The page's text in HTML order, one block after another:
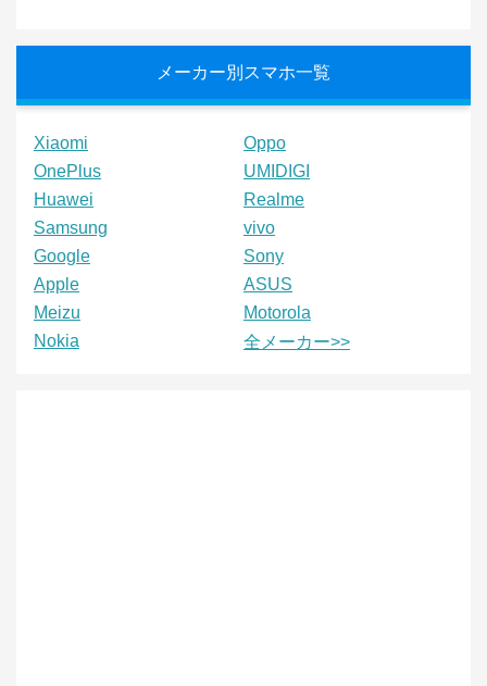
メーカー別スマホ一覧
Xiaomi
Oppo
OnePlus
UMIDIGI
Huawei
Realme
Samsung
vivo
Google
Sony
Apple
ASUS
Meizu
Motorola
Nokia
全メーカー>>